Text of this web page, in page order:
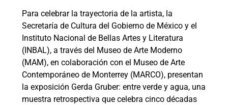
Para celebrar la trayectoria de la artista, la
Secretaría de Cultura del Gobierno de México y el
Instituto Nacional de Bellas Artes y Literatura
(INBAL), a través del Museo de Arte Moderno
(MAM), en colaboración con el Museo de Arte
Contemporáneo de Monterrey (MARCO), presentan
la exposición Gerda Gruber: entre verde y agua, una
muestra retrospectiva que celebra cinco décadas